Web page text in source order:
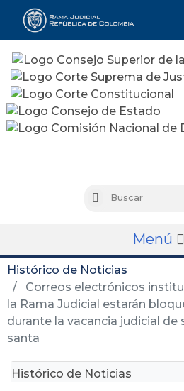
Buscar
Menú
Histórico de Noticias
Correos electrónicos
la Rama Judicial estarán
durante la vacancia judicial de
santa
Histórico de Noticias